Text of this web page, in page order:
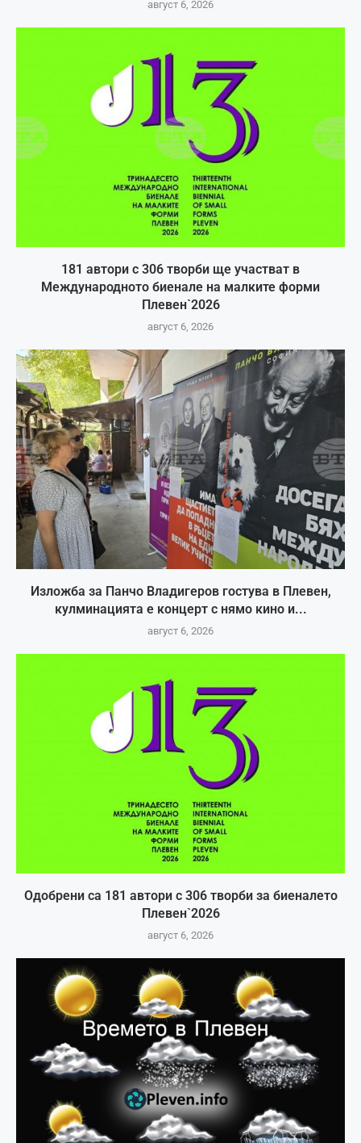
август 6, 2026
181 автори с 306 творби ще участват в
Международното биенале на малките форми
Плевен`2026
август 6, 2026
Изложба за Панчо Владигеров гостува в Плевен,
кулминацията е концерт с нямо кино и...
август 6, 2026
Одобрени са 181 автори с 306 творби за биеналето
Плевен`2026
август 6, 2026